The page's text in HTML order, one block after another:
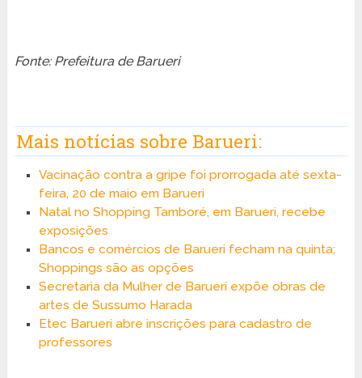
Fonte: Prefeitura de Barueri
Mais notícias sobre Barueri:
Vacinação contra a gripe foi prorrogada até sexta-
feira, 20 de maio em Barueri
Natal no Shopping Tamboré, em Barueri, recebe
exposições
Bancos e comércios de Barueri fecham na quinta;
Shoppings são as opções
Secretaria da Mulher de Barueri expõe obras de
artes de Sussumo Harada
Etec Barueri abre inscrições para cadastro de
professores